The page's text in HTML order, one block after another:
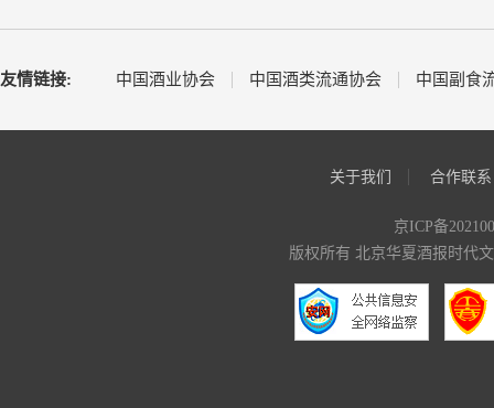
友情链接: 中国酒业协会 中国酒类流通协会 中国副食
关于我们 合作联系
京ICP备
版权所有 北京华夏酒报时代文